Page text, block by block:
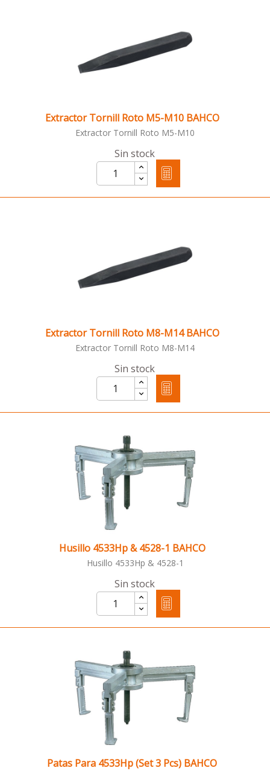
Extractor Tornill Roto M5-M10 BAHCO
Extractor Tornill Roto M5-M10
Sin stock
Extractor Tornill Roto M8-M14 BAHCO
Extractor Tornill Roto M8-M14
Sin stock
Husillo 4533Hp & 4528-1 BAHCO
Husillo 4533Hp & 4528-1
Sin stock
Patas Para 4533Hp (Set 3 Pcs) BAHCO